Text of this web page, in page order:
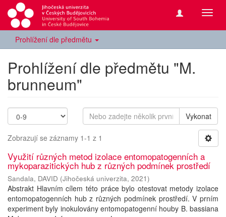
Prohlížení dle předmětu
Prohlížení dle předmětu "M.
brunneum"
Vykonat
Zobrazují se záznamy 1-1 z 1
Využití různých metod izolace entomopatogenních a
mykoparazitických hub z různých podmínek prostředí
Sandala, DAVID (Jihočeská univerzita, 2021)
Abstrakt Hlavním cílem této práce bylo otestovat metody izolace
entomopatogenních hub z různých podmínek prostředí. V prním
experiment byly inokulovány entomopatogenní houby B. bassiana